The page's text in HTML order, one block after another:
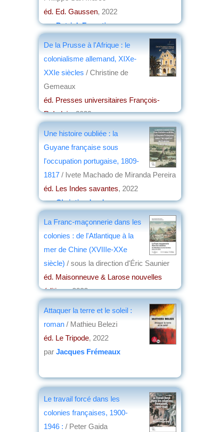
éd. Ed. Gaussen, 2022
parPatrick Forestier
De la Prusse à l'Afrique : le
colonialisme allemand, XIXe-
XXIe siècles / Christine de
Gemeaux
éd. Presses universitaires François-
Rabelais, 2022
Une histoire oubliée : la
Guyane française sous
l'occupation portugaise, 1809-
1817 / Ivete Machado de Miranda Pereira
éd. Les Indes savantes, 2022
parChristian Lochon
La Franc-maçonnerie dans les
colonies : de l'Atlantique à la
mer de Chine (XVIIIe-XXe
siècle) / sous la direction d'Éric Saunier
éd. Maisonneuve & Larose nouvelles
éditions, 2022
Attaquer la terre et le soleil :
roman / Mathieu Belezi
éd. Le Tripode, 2022
par Jacques Frémeaux
Le travail forcé dans les
colonies françaises, 1900-
1946 : / Peter Gaida